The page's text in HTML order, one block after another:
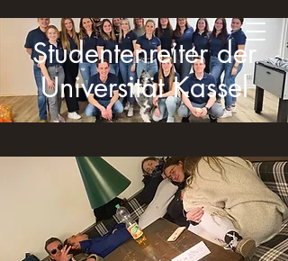
Studentenreiter der
Universität Kassel